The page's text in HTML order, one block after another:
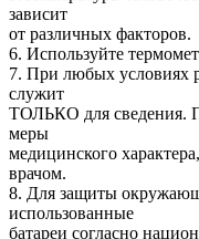
зависит
от различных факторов.
6. Используйте
7. При любых условиях
служит
ТОЛЬКО для сведения.
меры
медицинского
врачом.
8. Для защиты
использованные
батареи согласно